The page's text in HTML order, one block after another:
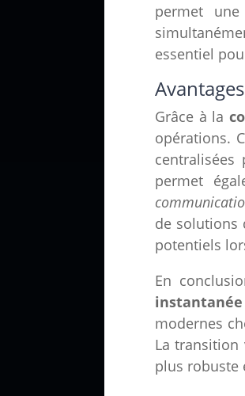
permet une
essentiel
Grâce à la
opérations.
permet
de solutions
potentiels
En
instantanée
modernes
La transition
plus robuste